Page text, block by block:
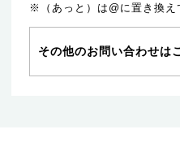
※（あっと）は@に置き換え
その他のお問い合わせは